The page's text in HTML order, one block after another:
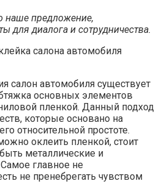
наше предложение,
для диалога и сотрудничества.
салона автомобиля
салон автомобиля существует
основных элементов
пленкой. Данный подход
которые основано на
относительной простоте.
оклеить пленкой, стоит
металлические и
главное не
не пренебрегать чувством